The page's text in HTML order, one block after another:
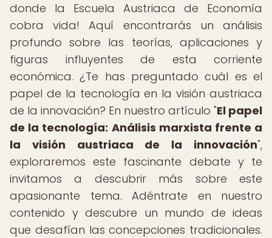
donde la Escuela Austriaca de Economía
cobra vida! Aquí encontrarás un análisis
profundo sobre las teorías, aplicaciones y
figuras influyentes de esta corriente
económica. ¿Te has preguntado cuál es el
papel de la tecnología en la visión austriaca
de la innovación? En nuestro artículo "El papel
de la tecnología: Análisis marxista frente a
la visión austriaca de la innovación",
exploraremos este fascinante debate y te
invitamos a descubrir más sobre este
apasionante tema. Adéntrate en nuestro
contenido y descubre un mundo de ideas
que desafían las concepciones tradicionales.